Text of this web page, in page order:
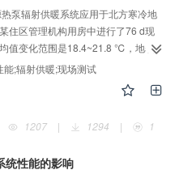
泵辐射供暖系统应用于北方寒冷地
住区管理机构用房中进行了76 d现
值变化范围是18.4~21.8 ℃，地表
90%的LPD1、LPD2处于Ⅰ级指
kW，日平均功率变化范围是0.6~3.2
日平均耗电量为0.79 kW?h/m2。当
时，散热量仍可达50~100
是-10.1~2.1 ℃，室内工作区域温度
时制热量变化范围是6.1~10.9
;辐射供暖;现场测试
1207
| 1294 | 1
统性能的影响